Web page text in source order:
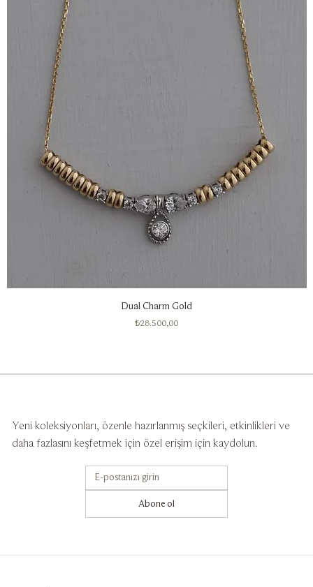
Dual Charm Gold
Fiyat
₺28.500,00
Yeni koleksiyonları, özenle hazırlanmış seçkileri, etkinlikleri ve
daha fazlasını keşfetmek için özel erişim için kaydolun.
Abone ol